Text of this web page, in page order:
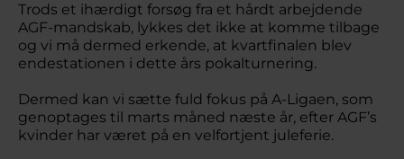
Trods et ihærdigt forsøg fra et hårdt arbejdende
AGF-mandskab, lykkes det ikke at komme tilbage
og vi må dermed erkende, at kvartfinalen blev
endestationen i dette års pokalturnering.
Dermed kan vi sætte fuld fokus på A-Ligaen, som
genoptages til marts måned næste år, efter AGF’s
kvinder har været på en velfortjent juleferie.